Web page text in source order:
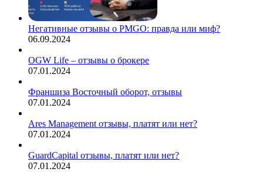
Негативные отзывы о PMGO: правда или миф?
06.09.2024
OGW Life – отзывы о брокере
07.01.2024
Франшиза Восточный оборот, отзывы
07.01.2024
Ares Management отзывы, платят или нет?
07.01.2024
GuardCapital отзывы, платят или нет?
07.01.2024